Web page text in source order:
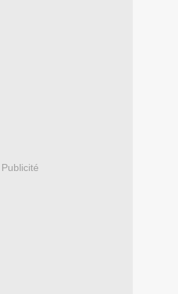
Publicité